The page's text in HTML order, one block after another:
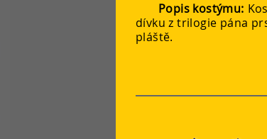
Popis kostýmu:
dívku z trilogie pána
pláště.